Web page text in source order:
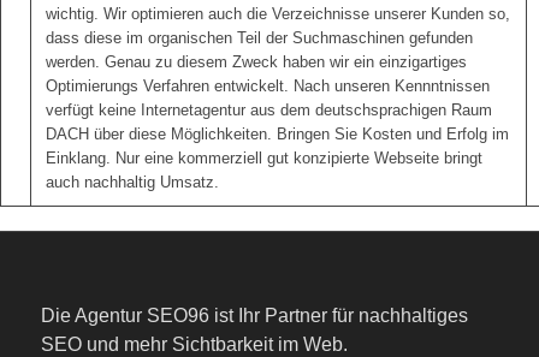
wichtig. Wir optimieren auch die Verzeichnisse unserer Kunden so,
dass diese im organischen Teil der Suchmaschinen gefunden
werden. Genau zu diesem Zweck haben wir ein einzigartiges
Optimierungs Verfahren entwickelt. Nach unseren Kennntnissen
verfügt keine Internetagentur aus dem deutschsprachigen Raum
DACH über diese Möglichkeiten. Bringen Sie Kosten und Erfolg im
Einklang. Nur eine kommerziell gut konzipierte Webseite bringt
auch nachhaltig Umsatz.
Die Agentur SEO96 ist Ihr Partner für nachhaltiges
SEO und mehr Sichtbarkeit im Web.